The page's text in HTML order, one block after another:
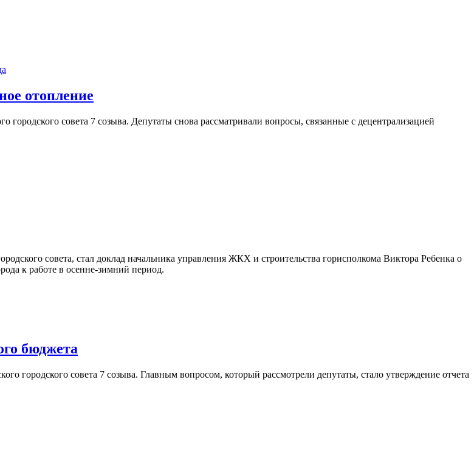
отопление
городского совета 7 созыва. Депутаты снова рассматривали вопросы, связанные с децентрализацией
совета, стал доклад начальника управления ЖКХ и строительства горисполкома Виктора Ребенка о
к работе в осенне-зимний период.
бюджета
городского совета 7 созыва. Главным вопросом, который рассмотрели депутаты, стало утверждение отчета